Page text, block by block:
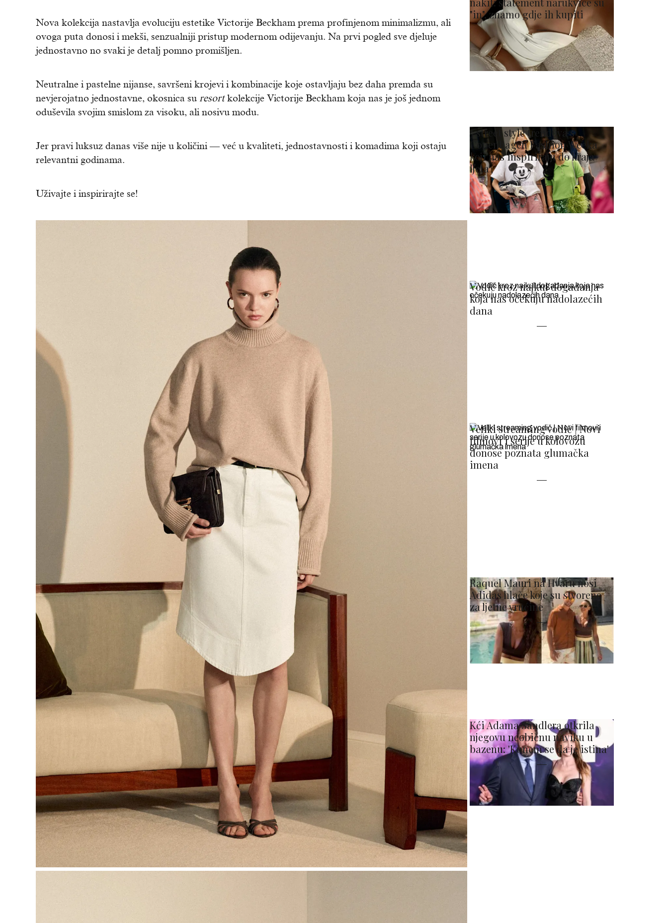
Nova kolekcija nastavlja evoluciju estetike Victorije Beckham prema profinjenom minimalizmu, ali
ovoga puta donosi i mekši, senzualniji pristup modernom odijevanju. Na prvi pogled sve djeluje
jednostavno no svaki je detalj pomno promišljen.
Neutralne i pastelne nijanse, savršeni krojevi i kombinacije koje ostavljaju bez daha premda su
nevjerojatno jednostavne, okosnica su resortkolekcije Victorije Beckham koja nas je još jednom
oduševila svojim smislom za visoku, ali nosivu modu.
Jer pravi luksuz danas više nije u količini — već u kvaliteti, jednostavnosti i komadima koji ostaju
relevantni godinama.
Uživajte i inspirirajte se!
"in", znamo gdje ih kupiti
5 street style trendova s
Copenhagen Fashion Weeka
koji nas inspiriraju do kraja
ljeta
Vodič kroz najkul događanja
koja nas očekuju nadolazećih
dana
Veliki streaming vodič | Novi
filmovi i serije u kolovozu
donose poznata glumačka
imena
Raquel Mauri na Hvaru nosi
Adidas hlače koje su stvorene
za ljetne vrućine
Kći Adama Sandlera otkrila
njegovu neobičnu naviku u
bazenu: 'Kunem se da je istina'